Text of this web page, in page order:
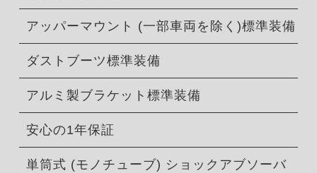
アッパーマウント (一部車両を除く)標準装備
ダストブーツ標準装備
アルミ製ブラケット標準装備
安心の1年保証
単筒式 (モノチューブ) ショックアブソーバ